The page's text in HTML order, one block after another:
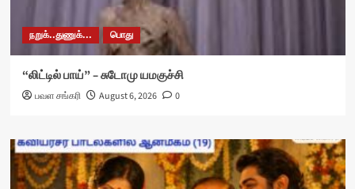
நறுக்..துணுக்... பொது
“லிட்டில் பாய்” – சுடோமு யமகுச்சி
பவள சங்கரி August 6, 2026 0